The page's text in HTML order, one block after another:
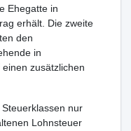
Ehegatte in
erhält. Die zweite
den
in
zusätzlichen
nur
Lohnsteuer